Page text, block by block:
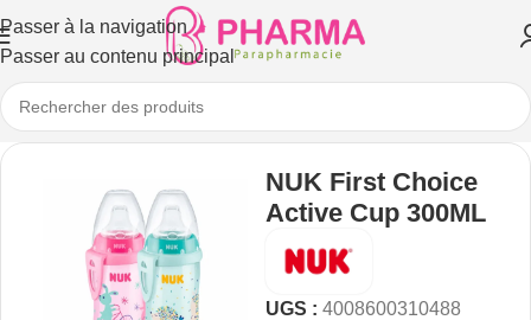
Passer à la navigation
Passer au contenu principal
NUK First Choice
Active Cup 300ML
UGS : 4008600310488